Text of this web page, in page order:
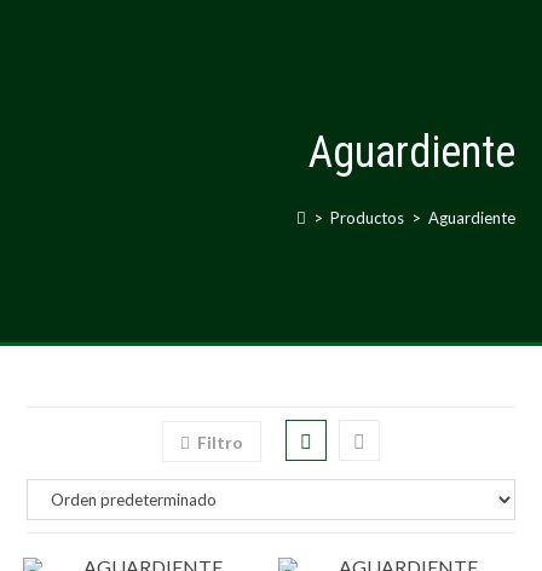
Aguardiente
> Productos > Aguardiente
Filtro